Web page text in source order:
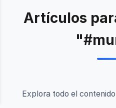
Artículos
Explora todo el